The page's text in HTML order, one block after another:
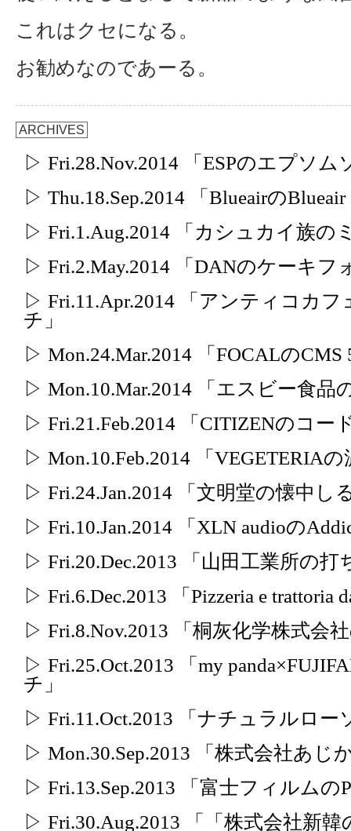
これはクセになる。
お勧めなのであーる。
ARCHIVES
▷ Fri.28.Nov.2014 「ESPのエプソム
▷ Thu.18.Sep.2014 「BlueairのBlueair
▷ Fri.1.Aug.2014 「カシュカイ族の
▷ Fri.2.May.2014 「DANのケーキフ
▷ Fri.11.Apr.2014 「アンティコカ
チ」
▷ Mon.24.Mar.2014 「FOCALのCMS
▷ Mon.10.Mar.2014 「エスビー食品
▷ Fri.21.Feb.2014 「CITIZENのコー
▷ Mon.10.Feb.2014 「VEGETERIA
▷ Fri.24.Jan.2014 「文明堂の懐中し
▷ Fri.10.Jan.2014 「XLN audioの
▷ Fri.20.Dec.2013 「山田工業所の打
▷ Fri.6.Dec.2013 「Pizzeria e
▷ Fri.8.Nov.2013 「桐灰化学株式会
▷ Fri.25.Oct.2013 「my
チ」
▷ Fri.11.Oct.2013 「ナチュラルロ
▷ Mon.30.Sep.2013 「株式会社あじ
▷ Fri.13.Sep.2013 「富士フィルムの
▷ Fri.30.Aug.2013 「「株式会社新